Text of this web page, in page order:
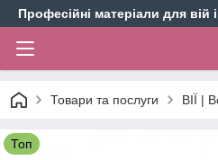
Професійні матеріали для вій
Товари та послуги ВІЇ |
Топ